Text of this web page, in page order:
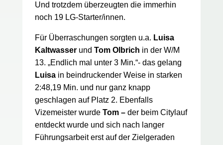
Und trotzdem überzeugten die immerhin
noch 19 LG-Starter/innen.
Für Überraschungen sorgten u.a. Luisa
Kaltwasserund Tom Olbrich in der W/M
13. „Endlich mal unter 3 Min.“- das gelang
Luisain beindruckender Weise in starken
2:48,19 Min. und nur ganz knapp
geschlagen auf Platz 2. Ebenfalls
Vizemeister wurde Tom –der beim Citylauf
entdeckt wurde und sich nach langer
Führungsarbeit erst auf der Zielgeraden